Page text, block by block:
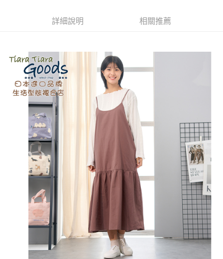
【關於「AFTEE先享後付」】
２．便利：只要手機號碼，簡訊認證，即可結帳。
３．安心：先確認商品／服務後，再付款。
【「AFTEE先享後付」結帳流程】
１．於結帳方式選擇「AFTEE先享後付」後，將跳轉至「AFTEE先享後付」
結帳頁面，進行簡訊認證並確認金額後，即可完成結帳。
２．訂單成立數日內，您將收到繳費通知簡訊。
３．收到繳費通知簡訊後14天內，點擊此簡訊中的連結，可透過四大超商／
ATM／網路銀行／等多元方式進行付款，方視為交易完成。
※ 請注意：結帳手續完成當下不需立刻繳費，但若您需要取消訂單，請聯絡
購買商品的店家。未經商家同意取消之訂單仍視為有效，需透過AFTEE先享
後付繳納相關費用。
※ 交易是否成功請以「AFTEE先享後付 」之結帳頁面顯示為準，若有關於
是否繳費成功／繳費後需取消欲退款等相關疑問，請聯繫「AFTEE先享後付
https://netprotections.freshdesk.com/support/home
【注意事項】
１．透過由恩沛科技股份有限公司提供之「AFTEE先享後付」服務完成之交
易，需依本服務之必要範圍內提供個人資料，並將交易相關給付款項請求債
權轉讓予恩沛科技股份有限公司。
２．關於個人資料處理事宜，請瀏覽以下網址：
https://aftee.tw/terms/#terms3
３．未成年的使用者請事先徵得法定代理人或監護人之同意方可使用
運送方式
全家取貨付款
每筆NT$60，滿NT$1,800(含以上)免運費
付款後全家取貨
每筆NT$60，滿NT$1,800(含以上)免運費
7-11取貨付款
每筆NT$60，滿NT$2,000(含以上)免運費
付款後7-11取貨
每筆NT$60，滿NT$2,000(含以上)免運費
黑貓宅急便(包裹尺寸60cm以下)
每筆NT$100，滿NT$2,000(含以上)免運費
黑貓宅急便(包裹尺寸90cm以下)
每筆NT$140，滿NT$2,000(含以上)免運費
詳細說明 相關推薦